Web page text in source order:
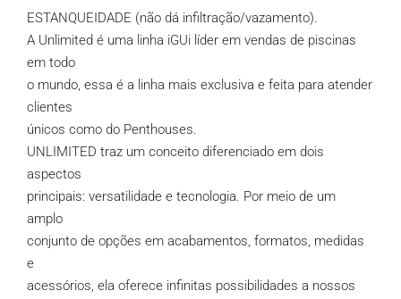
ESTANQUEIDADE (não dá infiltração/vazamento).
A Unlimited é uma linha iGUi líder em vendas de piscinas
em todo
o mundo, essa é a linha mais exclusiva e feita para atender
clientes
únicos como do Penthouses.
UNLIMITED traz um conceito diferenciado em dois
aspectos
principais: versatilidade e tecnologia. Por meio de um
amplo
conjunto de opções em acabamentos, formatos, medidas
e
acessórios, ela oferece infinitas possibilidades a nossos